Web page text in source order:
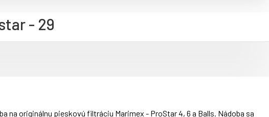
- 29
na originálnu pieskovú filtráciu Marimex - ProStar 4, 6 a Balls. Nádoba sa